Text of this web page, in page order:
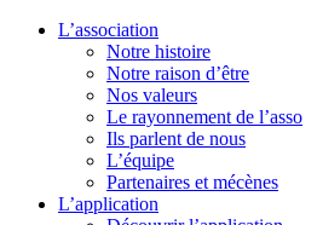
L’association
Notre histoire
Notre raison d’être
Nos valeurs
Le rayonnement de l’asso
Ils parlent de nous
L’équipe
Partenaires et mécènes
L’application